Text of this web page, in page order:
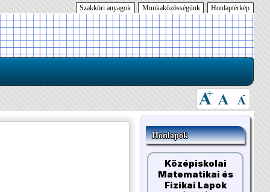
Honlaptérkép
Munkaközösségünk
Szakköri anyagok
Honlapok
Középiskolai
Matematikai és
Fizikai Lapok